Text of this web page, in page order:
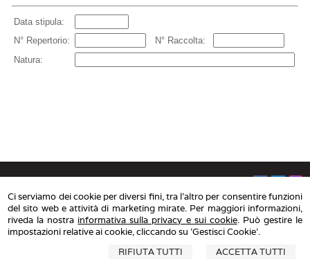
Ci serviamo dei cookie per diversi fini, tra l'altro per consentire funzioni
del sito web e attività di marketing mirate. Per maggiori informazioni,
riveda la nostra informativa sulla privacy e sui cookie. Può gestire le
impostazioni relative ai cookie, cliccando su 'Gestisci Cookie'.
ACCETTA TUTTI
RIFIUTA TUTTI
Studio Notarile Maurizio Luraghi
Via Daniele Pesenti 1/B, 24022 Alzano Lombardo (BG) Tel: 035-511888
Via Giuseppe Verdi 15, 24121 - Bergamo (BG) Tel: 035-271327 - Fax: